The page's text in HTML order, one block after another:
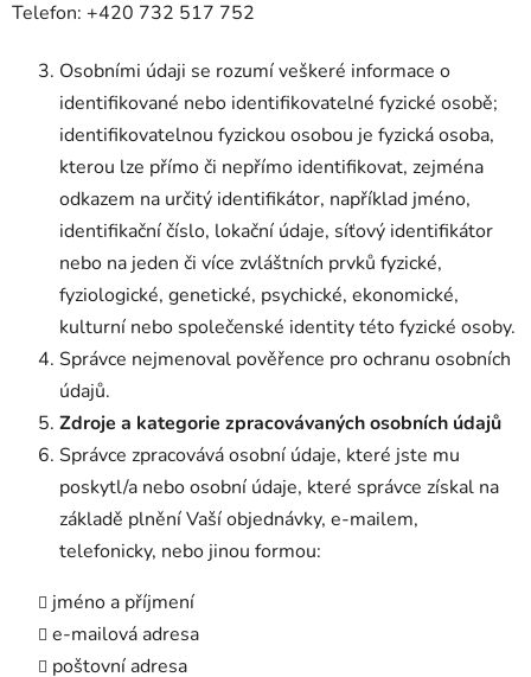
Telefon: +420 732 517 752
Osobními údaji se rozumí veškeré informace o
identifikované nebo identifikovatelné fyzické osobě;
identifikovatelnou fyzickou osobou je fyzická osoba,
kterou lze přímo či nepřímo identifikovat, zejména
odkazem na určitý identifikátor, například jméno,
identifikační číslo, lokační údaje, síťový identifikátor
nebo na jeden či více zvláštních prvků fyzické,
fyziologické, genetické, psychické, ekonomické,
kulturní nebo společenské identity této fyzické osoby.
Správce nejmenoval pověřence pro ochranu osobních
údajů.
Zdroje a kategorie zpracovávaných osobních údajů
Správce zpracovává osobní údaje, které jste mu
poskytl/a nebo osobní údaje, které správce získal na
základě plnění Vaší objednávky, e-mailem,
telefonicky, nebo jinou formou:
jméno a příjmení
e-mailová adresa
poštovní adresa